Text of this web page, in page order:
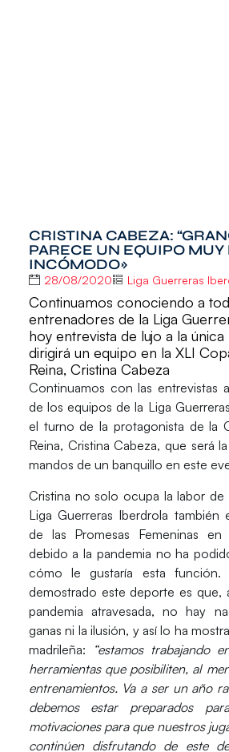
CRISTINA CABEZA:
PARECE UN EQUIPO MUY
INCÓMODO»
28/08/2020 Liga Guerreras
Continuamos conociendo a
entrenadores de la Liga
hoy entrevista de lujo a la única
dirigirá un equipo en la XLI
Reina, Cristina Cabeza
Continuamos con las entrevistas
de los equipos de la Liga
el turno de la protagonista de la
Reina, Cristina Cabeza, que será
mandos de un banquillo en este
Cristina no solo ocupa la labor de
Liga Guerreras Iberdrola también
de las Promesas Femeninas en
debido a la pandemia no ha
cómo le gustaría esta
demostrado este deporte es que,
pandemia atravesada, no hay
ganas ni la ilusión, y así lo ha
madrileña: “estamos trabajando
herramientas que posibiliten, al
entrenamientos. Va a ser un año
debemos estar preparados
motivaciones para que nuestros
continúen disfrutando de este